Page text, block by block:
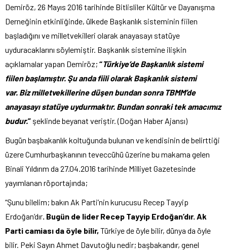
Demiröz, 26 Mayıs 2016 tarihinde Bitlisliler Kültür ve Dayanışma
Derneğinin etkinliğinde, ülkede Başkanlık sisteminin fiilen
başladığını ve milletvekilleri olarak anayasayı statüye
uyduracaklarını söylemiştir. Başkanlık sistemine ilişkin
açıklamalar yapan Demiröz; “Türkiye’de Başkanlık sistemi
fiilen başlamıştır. Şu anda fiili olarak Başkanlık sistemi
var. Biz milletvekillerine düşen bundan sonra TBMM’de
anayasayı statüye uydurmaktır. Bundan sonraki tek amacımız
budur.” şeklinde beyanat veriştir. (Doğan Haber Ajansı)
Bugün başbakanlık koltuğunda bulunan ve kendisinin de belirttiği
üzere Cumhurbaşkanının teveccühü üzerine bu makama gelen
Binali Yıldırım da 27.04.2016 tarihinde Milliyet Gazetesinde
yayımlanan röportajında;
“Şunu bilelim; bakın Ak Parti’nin kurucusu Recep Tayyip
Erdoğan’dır. Bugün de lider Recep Tayyip Erdoğan’dır. Ak
Parti camiası da öyle bilir, Türkiye de öyle bilir, dünya da öyle
bilir. Peki Sayın Ahmet Davutoğlu nedir; başbakandır, genel